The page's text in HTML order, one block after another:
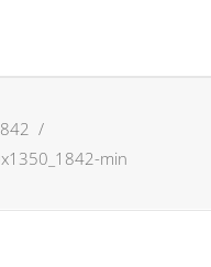
/
min